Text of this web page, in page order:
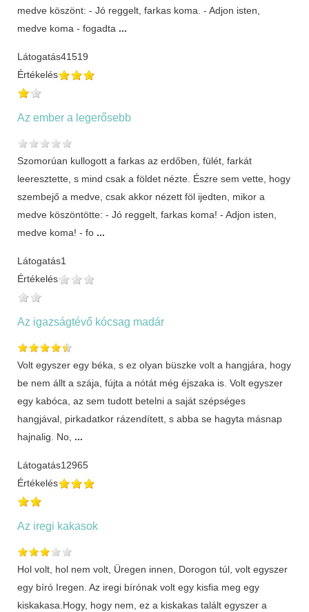
medve köszönt: - Jó reggelt, farkas koma. - Adjon isten,
medve koma - fogadta ...
Látogatás41519
Értékelés
Az ember a legerősebb
Szomorúan kullogott a farkas az erdőben, fülét, farkát
leeresztette, s mind csak a földet nézte. Észre sem vette, hogy
szembejő a medve, csak akkor nézett föl ijedten, mikor a
medve köszöntötte: - Jó reggelt, farkas koma! - Adjon isten,
medve koma! - fo ...
Látogatás1
Értékelés
Az igazságtévő kócsag madár
Volt egyszer egy béka, s ez olyan büszke volt a hangjára, hogy
be nem állt a szája, fújta a nótát még éjszaka is. Volt egyszer
egy kabóca, az sem tudott betelni a saját szépséges
hangjával, pirkadatkor rázendített, s abba se hagyta másnap
hajnalig. No, ...
Látogatás12965
Értékelés
Az iregi kakasok
Hol volt, hol nem volt, Üregen innen, Dorogon túl, volt egyszer
egy bíró Iregen. Az iregi bírónak volt egy kisfia meg egy
kiskakasa.Hogy, hogy nem, ez a kiskakas talált egyszer a